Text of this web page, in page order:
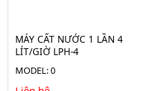
MÁY CẤT NƯỚC 1 LẦN 4
LÍT/GIỜ LPH-4
MODEL: 0